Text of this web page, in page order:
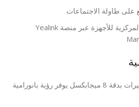
على طاولة الاجتماعات
يدعم الإدارة المركزية للأجهزة عبر منصة Yealink
نظام مكون من 3 كاميرات بدقة 8 ميجابكسل يوفر رؤية بانورامية